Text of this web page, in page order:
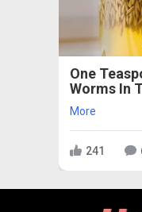
One
Worms In
More
241